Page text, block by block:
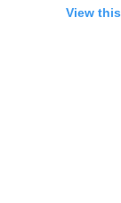
View